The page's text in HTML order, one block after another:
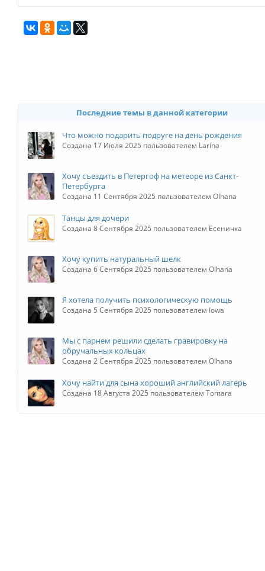
Последние темы в данной категории
Что можно подарить подруге на день рождения
Создана 17 Июля 2025 пользователем Larina
Хочу съездить в Петергоф на метеоре из Санкт-
Петербурга
Создана 11 Сентября 2025 пользователем Olhana
Танцы для дочери
Создана 8 Сентября 2025 пользователем Есеничка
Хочу купить натуральный шелк
Создана 6 Сентября 2025 пользователем Olhana
Я хотела получить психологическую помощь
Создана 5 Сентября 2025 пользователем Iowa
Мы с парнем решили сделать гравировку на
обручальных кольцах
Создана 2 Сентября 2025 пользователем Olhana
Хочу найти для сына хороший английский лагерь
Создана 18 Августа 2025 пользователем Tomara